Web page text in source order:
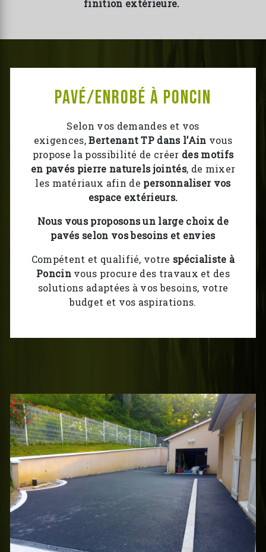
finition extérieure.
Pavé/enrobé à Poncin
Selon vos demandes et vos
exigences,Bertenant TP dans l’Ain vous
propose la possibilité de créer des motifs
en pavés pierre naturels jointés, de mixer
les matériaux afin de personnaliser vos
espace extérieurs.
Nous vous proposons un large choix de
pavés selon vos besoins et envies
Compétent et qualifié, votre spécialiste à
Poncin vous procure des travaux et des
solutions adaptées à vos besoins, votre
budget et vos aspirations.